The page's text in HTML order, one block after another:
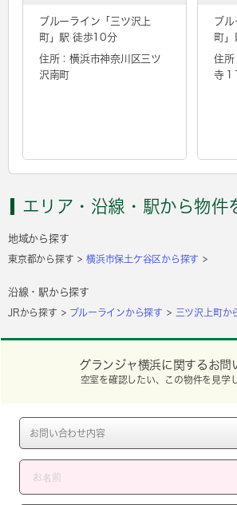
ブルーライン「 三ツ沢上
町」駅 徒歩10分
住所：横浜市神奈川区三ツ
沢南町
ブル
町
住所
寺１
エリア・沿線・駅から物件
地域から探す
東京都から探す 横浜市保土ケ谷区から探す
沿線・駅から探す
JRから探す ブルーラインから探す 三ツ沢上町か
グランジャ横浜に関するお問
空室を確認したい、この物件を見学